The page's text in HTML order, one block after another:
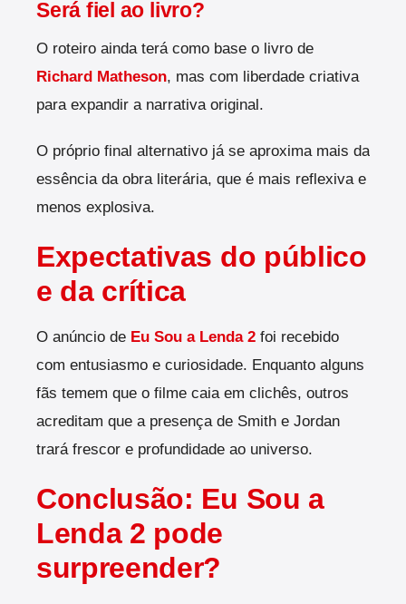
Será fiel ao livro?
O roteiro ainda terá como base o livro de
Richard Matheson, mas com liberdade criativa
para expandir a narrativa original.
O próprio final alternativo já se aproxima mais da
essência da obra literária, que é mais reflexiva e
menos explosiva.
Expectativas do público
e da crítica
O anúncio de Eu Sou a Lenda 2 foi recebido
com entusiasmo e curiosidade. Enquanto alguns
fãs temem que o filme caia em clichês, outros
acreditam que a presença de Smith e Jordan
trará frescor e profundidade ao universo.
Conclusão: Eu Sou a
Lenda 2 pode
surpreender?